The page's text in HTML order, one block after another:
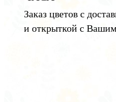
Заказ цветов с
и открыткой с